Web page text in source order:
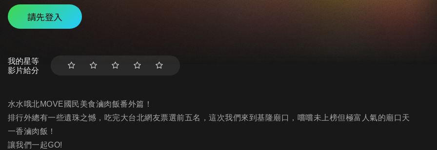
請先登入
我的星等
影片給分
水水哦北MOVE國民美食滷肉飯番外篇！
排行外總有一些遺珠之憾，吃完大台北網友票選前五名，這次我們來到基隆廟口，嚐嚐未上榜但極富人氣的廟口天
一香滷肉飯！
讓我們一起GO!